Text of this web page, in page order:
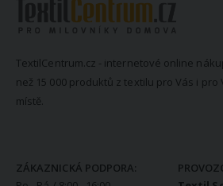
TextilCentrum.cz - internetové online
než 15 000 produktů z textilu pro Vás i pro
místě.
ZÁKAZNICKÁ PODPORA: